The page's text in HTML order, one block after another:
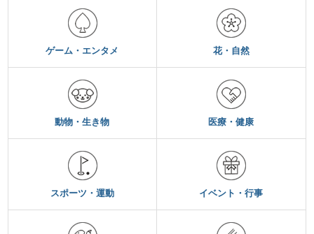
ゲーム・エンタメ 花・自然
動物・生き物 医療・健康
スポーツ・運動 イベント・行事